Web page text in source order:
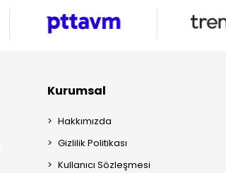
Kurumsal
Hakkımızda
Gizlilik Politikası
Kullanıcı Sözleşmesi